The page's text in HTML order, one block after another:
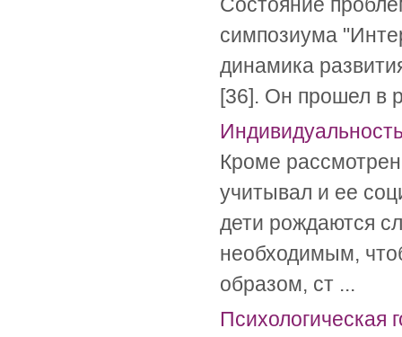
симпозиума
динамика
[36]. Он прошел в
Кроме
учитывал и ее
дети рождаются
необходимым,
образом, ст ...
Психологическая